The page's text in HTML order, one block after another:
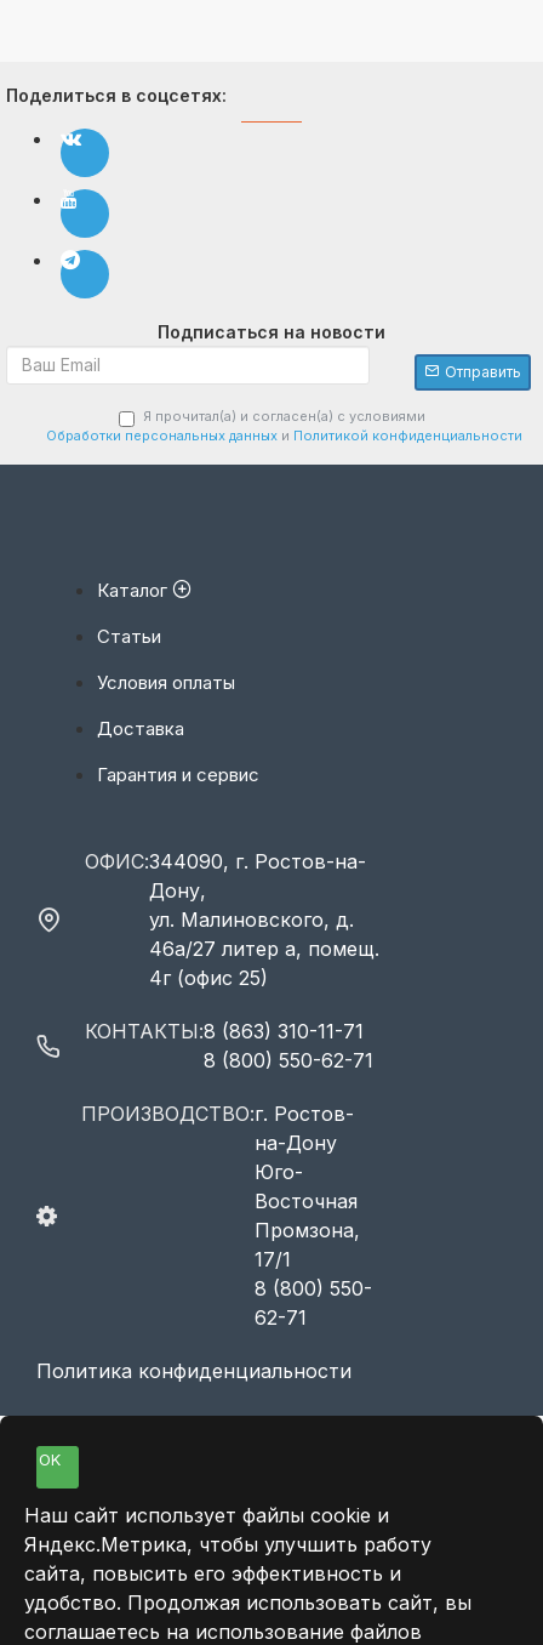
Поделиться в соцсетях:
Подписаться на новости
Отправить
Я прочитал(а) и согласен(а) с условиями
Обработки персональных данныхи Политикой конфиденциальности
Каталог
Статьи
Условия оплаты
Доставка
Гарантия и сервис
ОФИС:344090, г. Ростов-на-
Дону,
ул. Малиновского, д.
46а/27 литер а, помещ.
4г (офис 25)
КОНТАКТЫ:8 (863) 310-11-71
8 (800) 550-62-71
ПРОИЗВОДСТВО:г. Ростов-
на-Дону
Юго-
Восточная
Промзона,
17/1
8 (800) 550-
62-71
Политика конфиденциальности
OK
Наш сайт использует файлы cookie и
Яндекс.Метрика, чтобы улучшить работу
сайта, повысить его эффективность и
удобство. Продолжая использовать сайт, вы
соглашаетесь на использование файлов